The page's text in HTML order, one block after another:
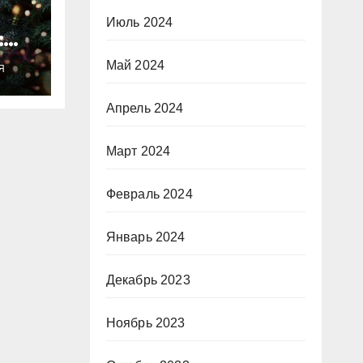
Июль 2024
Май 2024
Апрель 2024
Март 2024
Февраль 2024
Январь 2024
Декабрь 2023
Ноябрь 2023